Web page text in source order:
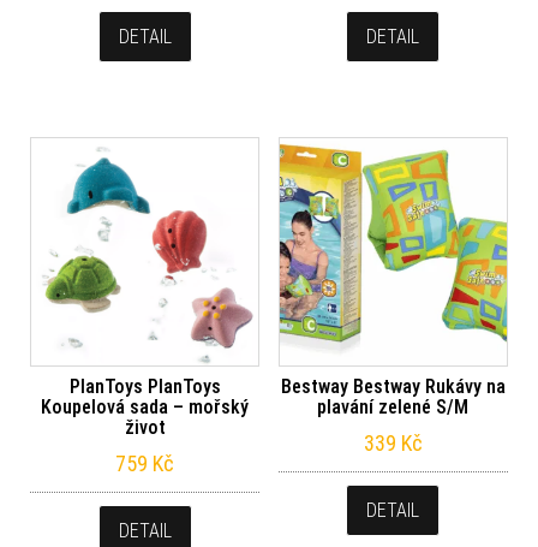
DETAIL DETAIL
PlanToys PlanToys
Koupelová sada – mořský
život
759 Kč
DETAIL
Bestway Bestway Rukávy na
plavání zelené S/M
339 Kč
DETAIL